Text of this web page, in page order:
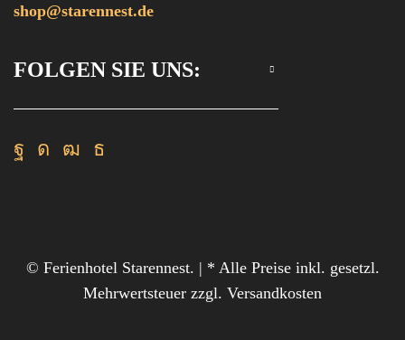
shop@starennest.de
FOLGEN SIE UNS:
Facebook
© Ferienhotel Starennest. | * Alle Preise inkl. gesetzl.
Mehrwertsteuer zzgl. Versandkosten